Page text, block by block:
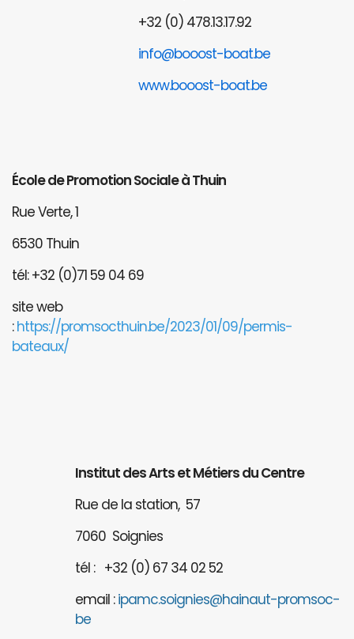
+32 (0) 478.13.17.92
info@booost-boat.be
www.booost-boat.be
École de Promotion Sociale à Thuin
Rue Verte, 1
6530 Thuin
tél: +32 (0)71 59 04 69
site web
:https://promsocthuin.be/2023/01/09/permis-
bateaux/
Institut des Arts et Métiers du Centre
Rue de la station, 57
7060 Soignies
tél : +32 (0) 67 34 02 52
email :ipamc.soignies@hainaut-promsoc-
be